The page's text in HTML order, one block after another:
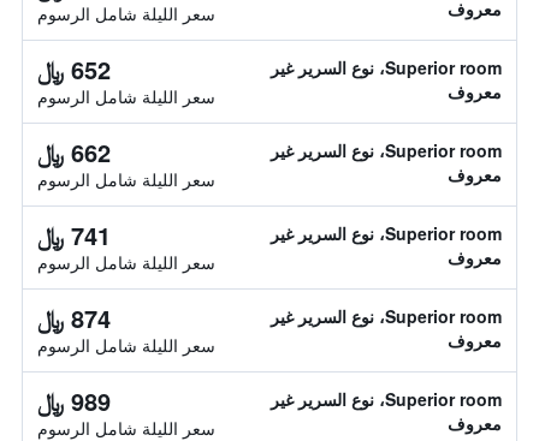
معروف
سعر الليلة شامل الرسوم
Superior room، نوع السرير غير
معروف
652 ﷼
سعر الليلة شامل الرسوم
Superior room، نوع السرير غير
معروف
662 ﷼
سعر الليلة شامل الرسوم
Superior room، نوع السرير غير
معروف
741 ﷼
سعر الليلة شامل الرسوم
Superior room، نوع السرير غير
معروف
874 ﷼
سعر الليلة شامل الرسوم
Superior room، نوع السرير غير
معروف
989 ﷼
سعر الليلة شامل الرسوم